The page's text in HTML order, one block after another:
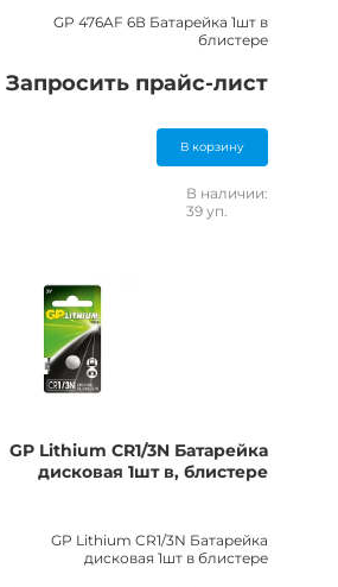
GP 476AF 6В Батарейка 1шт в
блистере
Запросить прайс-лист
В корзину
В наличии:
39 уп.
GP Lithium CR1/3N Батарейка
дисковая 1шт в, блистере
GP Lithium CR1/3N Батарейка
дисковая 1шт в блистере